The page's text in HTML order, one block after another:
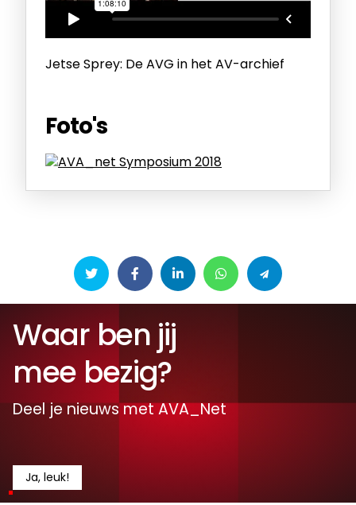
Jetse Sprey: De AVG in het AV-archief
Foto's
Waar ben jij
mee bezig?
Deel je nieuws met AVA_Net
Ja, leuk!